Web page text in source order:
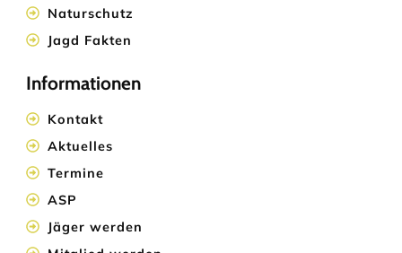
Naturschutz
Jagd Fakten
Informationen
Kontakt
Aktuelles
Termine
ASP
Jäger werden